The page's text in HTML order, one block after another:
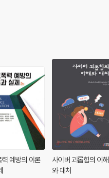
예방의 이론
사이버 괴롭힘의 이해
와 대처